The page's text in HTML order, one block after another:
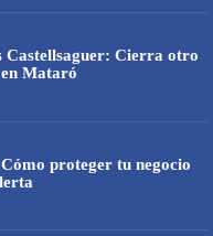
Castellsaguer: Cierra otro
Mataró
proteger tu negocio